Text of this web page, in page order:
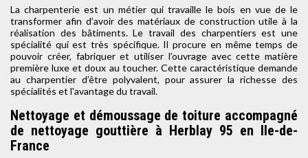
La charpenterie est un métier qui travaille le bois en vue de le
transformer afin d’avoir des matériaux de construction utile à la
réalisation des bâtiments. Le travail des charpentiers est une
spécialité qui est très spécifique. Il procure en même temps de
pouvoir créer, fabriquer et utiliser l’ouvrage avec cette matière
première luxe et doux au toucher. Cette caractéristique demande
au charpentier d’être polyvalent, pour assurer la richesse des
spécialités et l'avantage du travail.
Nettoyage et démoussage de toiture accompagné
de nettoyage gouttière à Herblay 95 en Ile-de-
France